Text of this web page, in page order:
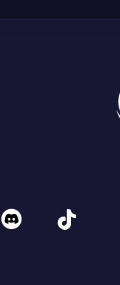
discord tiktok